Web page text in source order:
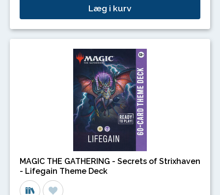
Læg i kurv
MAGIC THE GATHERING - Secrets of Strixhaven
- Lifegain Theme Deck